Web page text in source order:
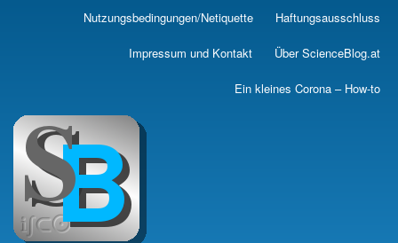
Skip
main
Nutzungsbedingungen/Netiquette Haftungsausschluss
Impressum und Kontakt Über ScienceBlog.at
Ein kleines Corona – How-to